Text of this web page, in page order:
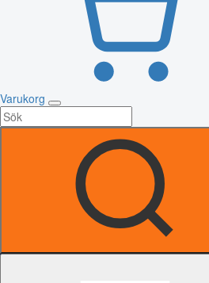
Varukorg